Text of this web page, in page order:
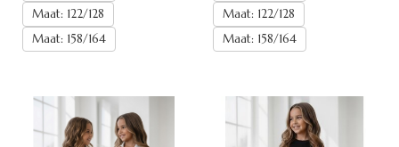
Maat: 122/128
Maat: 158/164
Maat: 122/128
Maat: 158/164